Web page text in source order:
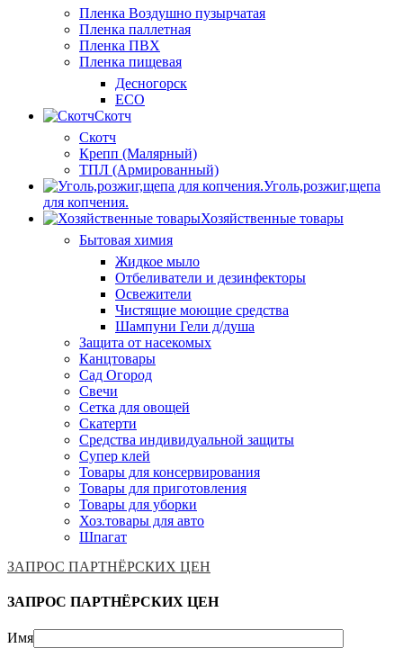
Пленка Воздушно пузырчатая
Пленка паллетная
Пленка ПВХ
Пленка пищевая
Десногорск
ECO
Скотч
Скотч
Крепп (Малярный)
ТПЛ (Армированный)
Уголь,розжиг,щепа
для копчения.
Хозяйственные товары
Бытовая химия
Жидкое мыло
Отбеливатели и дезинфекторы
Освежители
Чистящие моющие средства
Шампуни Гели д/душа
Защита от насекомых
Канцтовары
Сад Огород
Свечи
Сетка для овощей
Скатерти
Средства индивидуальной защиты
Супер клей
Товары для консервирования
Товары для приготовления
Товары для уборки
Хоз.товары для авто
Шпагат
ЗАПРОС ПАРТНЁРСКИХ ЦЕН
ЗАПРОС ПАРТНЁРСКИХ ЦЕН
Имя